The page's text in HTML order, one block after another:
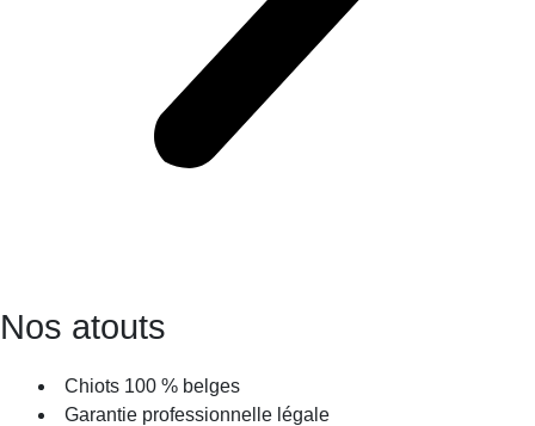
Nos atouts
Chiots 100 % belges
Garantie professionnelle légale